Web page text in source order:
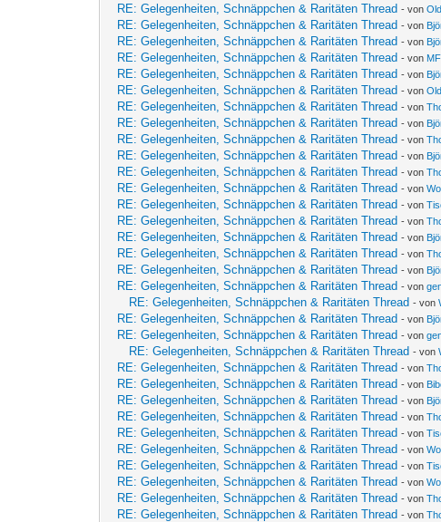
RE: Gelegenheiten, Schnäppchen & Raritäten Thread - von
RE: Gelegenheiten, Schnäppchen & Raritäten Thread - von
RE: Gelegenheiten, Schnäppchen & Raritäten Thread - von
RE: Gelegenheiten, Schnäppchen & Raritäten Thread - von
RE: Gelegenheiten, Schnäppchen & Raritäten Thread - von
RE: Gelegenheiten, Schnäppchen & Raritäten Thread - von
RE: Gelegenheiten, Schnäppchen & Raritäten Thread - von
RE: Gelegenheiten, Schnäppchen & Raritäten Thread - von
RE: Gelegenheiten, Schnäppchen & Raritäten Thread - von
RE: Gelegenheiten, Schnäppchen & Raritäten Thread - von
RE: Gelegenheiten, Schnäppchen & Raritäten Thread - von
RE: Gelegenheiten, Schnäppchen & Raritäten Thread - von
RE: Gelegenheiten, Schnäppchen & Raritäten Thread - von
RE: Gelegenheiten, Schnäppchen & Raritäten Thread - von
RE: Gelegenheiten, Schnäppchen & Raritäten Thread - von
RE: Gelegenheiten, Schnäppchen & Raritäten Thread - von
RE: Gelegenheiten, Schnäppchen & Raritäten Thread - von
RE: Gelegenheiten, Schnäppchen & Raritäten Thread - von
RE: Gelegenheiten, Schnäppchen & Raritäten Thread - von
RE: Gelegenheiten, Schnäppchen & Raritäten Thread - von
RE: Gelegenheiten, Schnäppchen & Raritäten Thread - von
RE: Gelegenheiten, Schnäppchen & Raritäten Thread - von
RE: Gelegenheiten, Schnäppchen & Raritäten Thread - von
RE: Gelegenheiten, Schnäppchen & Raritäten Thread - von
RE: Gelegenheiten, Schnäppchen & Raritäten Thread - von
RE: Gelegenheiten, Schnäppchen & Raritäten Thread - von
RE: Gelegenheiten, Schnäppchen & Raritäten Thread - von
RE: Gelegenheiten, Schnäppchen & Raritäten Thread - von
RE: Gelegenheiten, Schnäppchen & Raritäten Thread - von
RE: Gelegenheiten, Schnäppchen & Raritäten Thread - von
RE: Gelegenheiten, Schnäppchen & Raritäten Thread - von
RE: Gelegenheiten, Schnäppchen & Raritäten Thread - von